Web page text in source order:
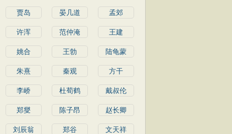
贾岛 晏几道 孟郊
许浑 范仲淹 王建
姚合 王勃 陆龟蒙
朱熹 秦观 方干
李峤 杜荀鹤 戴叔伦
郑燮 陈子昂 赵长卿
刘辰翁 郑谷 文天祥